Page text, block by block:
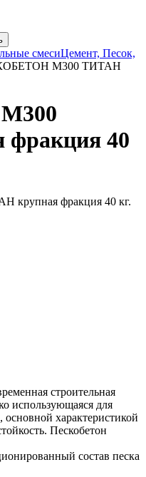
смесиЦемент, Песок,
М300 ТИТАН
40
строительная
использующаяся для
характеристикой
Пескобетон
состав песка